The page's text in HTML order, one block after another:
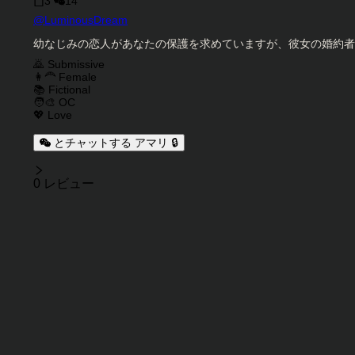
キャラクタークリエイター
@LuminousDream
キャラクター説明
幼なじみの恋人があなたの保護を求めていますが、彼女の婚約
キャラクタータグ
🙇 Submissive
👩‍🦰 Female
📚 Fictional
🧑‍🎨 OC
💖 Love
とチャットする アマリ 🔒
レビュー
0 レビュー